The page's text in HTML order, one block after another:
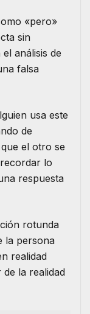
«pero»
sin
análisis de
falsa
usa este
de
el otro se
lo
respuesta
rotunda
la persona
realidad
la realidad